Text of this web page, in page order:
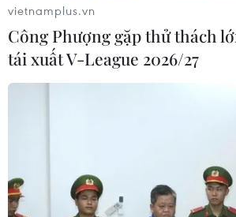
vietnamplus.vn
Công Phượng gặp thử thách
tái xuất V-League 2026/27